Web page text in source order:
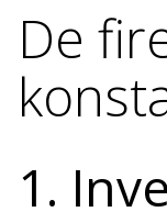
De
1.